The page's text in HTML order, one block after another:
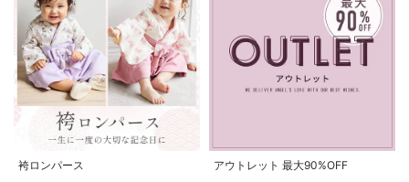
袴ロンパース アウトレット 最大90%OFF